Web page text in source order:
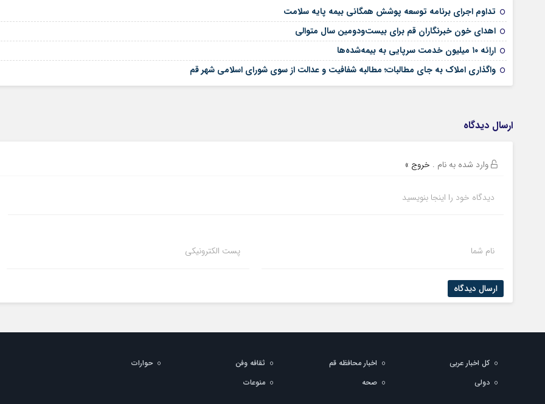
تداوم اجرای برنامه توسعه پوشش همگانی بیمه پایه سلامت
اهدای خون خبرنگاران قم برای بیست‌ودومین سال متوالی
اراِئه ۱۰ میلیون خدمت سرپایی به بیمه‌شده‌ها
واگذاری املاک به جای مطالبات؛ مطالبه شفافیت و عدالت از سوی شورای اسلامی شهر قم
ارسال دیدگاه
وارد شده به نام . خروج »
دیدگاه خود را اینجا بنویسید
نام شما پست الکترونیکی
ارسال دیدگاه
کل اخبار عربی اخبار محافظه قم ثقافه وفن
حوارات
دولي
صحه منوعات